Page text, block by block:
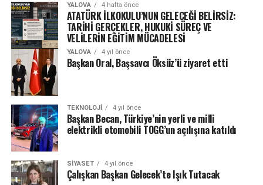
YALOVA 4 hafta önce
ATATÜRK İLKOKULU’NUN GELECEĞİ BELİRSİZ:
TARİHİ GERÇEKLER, HUKUKİ SÜREÇ VE
VELİLERİN EĞİTİM MÜCADELESİ
YALOVA 4 yıl önce
Başkan Oral, Başsavcı Öksüz’ü ziyaret etti
TEKNOLOJI 4 yıl önce
Başkan Becan, Türkiye’nin yerli ve milli
elektrikli otomobili TOGG’un açılışına katıldı
SIYASET 4 yıl önce
Çalışkan Başkan Gelecek’te Işık Tutacak